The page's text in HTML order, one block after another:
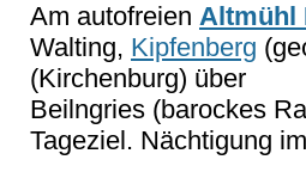
Am autofreien Altmühl
Walting, Kipfenberg
(Kirchenburg) über
Beilngries (barockes
Tageziel. Nächtigung